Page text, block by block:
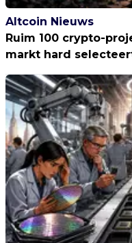
Altcoin Nieuws
Ruim 100 crypto-
markt hard